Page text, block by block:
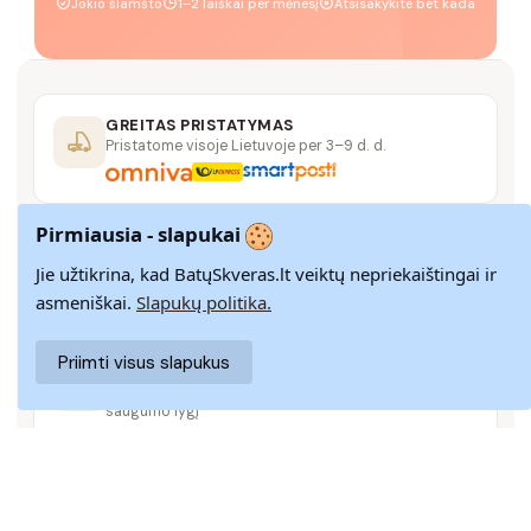
GREITAS PRISTATYMAS
Pristatome visoje Lietuvoje per 3–9 d. d.
14 DIENŲ GRĄŽINIMAS
Paprastas grąžinimas paštomatais su pinigų
grąžinimo garantija
SAUGUS MOKĖJIMAS
SSL šifravimas užtikrina aukščiausią jūsų duomenų
saugumo lygį
Pirmiausia - slapukai
Jie užtikrina, kad BatųSkveras.lt veiktų nepriekaištingai ir
asmeniškai. Slapukų politika.
Priimti visus slapukus